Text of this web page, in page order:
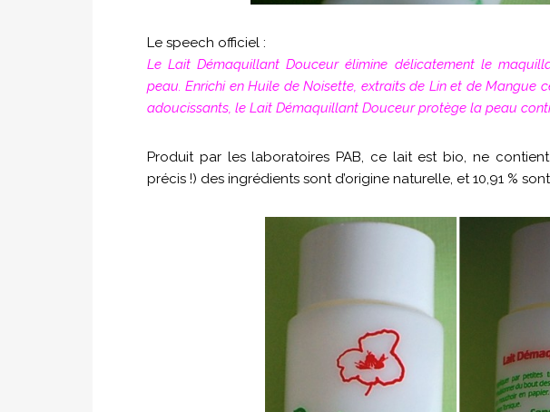
Le speech officiel :
Le Lait Démaquillant Douceur élimine délicatement le
peau. Enrichi en Huile de Noisette, extraits de Lin et de Mangue
adoucissants, le Lait Démaquillant Douceur protège la peau
Produit par les laboratoires PAB, ce lait est bio, ne
précis !) des ingrédients sont d’origine naturelle, et 10,91 %